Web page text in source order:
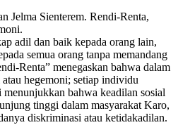
Jelma Sienterem. Rendi-Renta,
adil dan baik kepada orang lain,
semua orang tanpa memandang
Renta” menegaskan bahwa dalam
hegemoni; setiap individu
menunjukkan bahwa keadilan sosial
tinggi dalam masyarakat Karo,
diskriminasi atau ketidakadilan.